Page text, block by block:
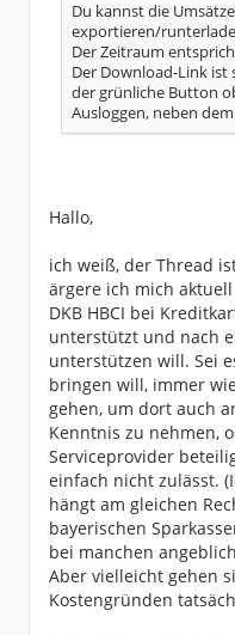
Du kannst die
exportieren/
Der Zeitraum
Der Download-Link ist
der grünliche Button
Ausloggen, neben
Hallo,
ich weiß, der Thread
ärgere ich mich
DKB HBCI bei
unterstützt und nach
unterstützen will. Sei
bringen will, immer
gehen, um dort auch
Kenntnis zu nehmen,
Serviceprovider
einfach nicht zulässt.
hängt am gleichen
bayerischen
bei manchen
Aber vielleicht gehen
Kostengründen